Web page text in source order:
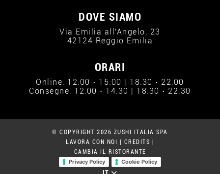
DOVE SIAMO
Via Emilia all'Angelo, 23
42124 Reggio Emilia
ORARI
Online: 12:00 › 15:00 | 18:30 › 22:00
Consegne: 12:00 › 14:30 | 18:30 › 22:30
© COPYRIGHT 2026 ZUSHI ITALIA SPA
LAVORA CON NOI
CREDITS
CAMBIA IL RISTORANTE
Privacy Policy
Cookie Policy